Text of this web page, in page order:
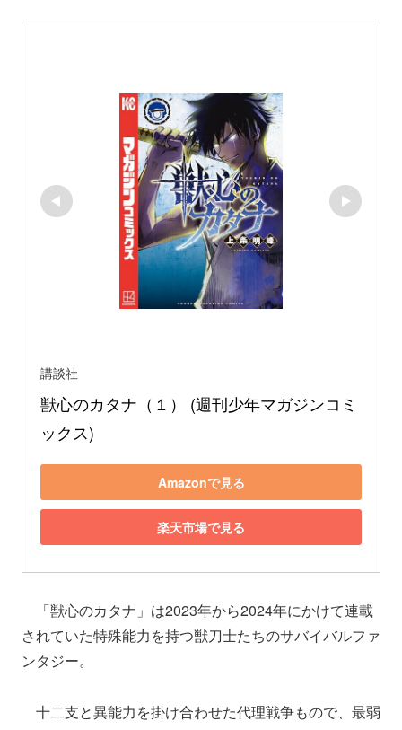
講談社
獣心のカタナ（１） (週刊少年マガジンコミ
ックス)
Amazonで見る
楽天市場で見る
「獣心のカタナ」は2023年から2024年にかけて連載
されていた特殊能力を持つ獣刀士たちのサバイバルファ
ンタジー。
十二支と異能力を掛け合わせた代理戦争もので、最弱